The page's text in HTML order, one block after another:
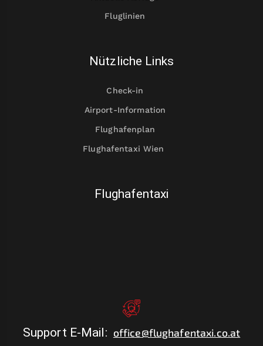
Fluglinien
Nützliche Links
Check-in
Airport-Information
Flughafenplan
Flughafentaxi Wien
Flughafentaxi
Support E-Mail: office@flughafentaxi.co.at